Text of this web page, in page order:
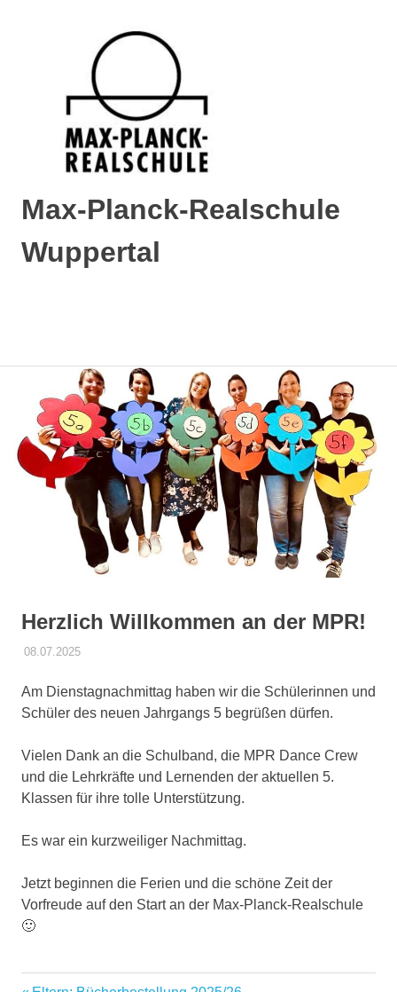
springen
Max-Planck-Realschule
Wuppertal
Herzlich Willkommen an der MPR!
08.07.2025RITA GREFRATH
ALLGEMEIN
Am Dienstagnachmittag haben wir die Schülerinnen und
Schüler des neuen Jahrgangs 5 begrüßen dürfen.
Vielen Dank an die Schulband, die MPR Dance Crew
und die Lehrkräfte und Lernenden der aktuellen 5.
Klassen für ihre tolle Unterstützung.
Es war ein kurzweiliger Nachmittag.
Jetzt beginnen die Ferien und die schöne Zeit der
Vorfreude auf den Start an der Max-Planck-Realschule
🙂